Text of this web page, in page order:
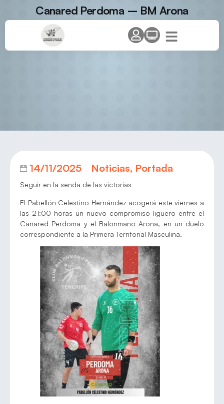
Canared Perdoma – BM Arona
14/11/2025 Noticias, Portada
Seguir en la senda de las victorias
El Pabellón Celestino Hernández acogerá este viernes a
las 21:00 horas un nuevo compromiso liguero entre el
Canared Perdoma y el Balonmano Arona, en un duelo
correspondiente a la Primera Territorial Masculina.